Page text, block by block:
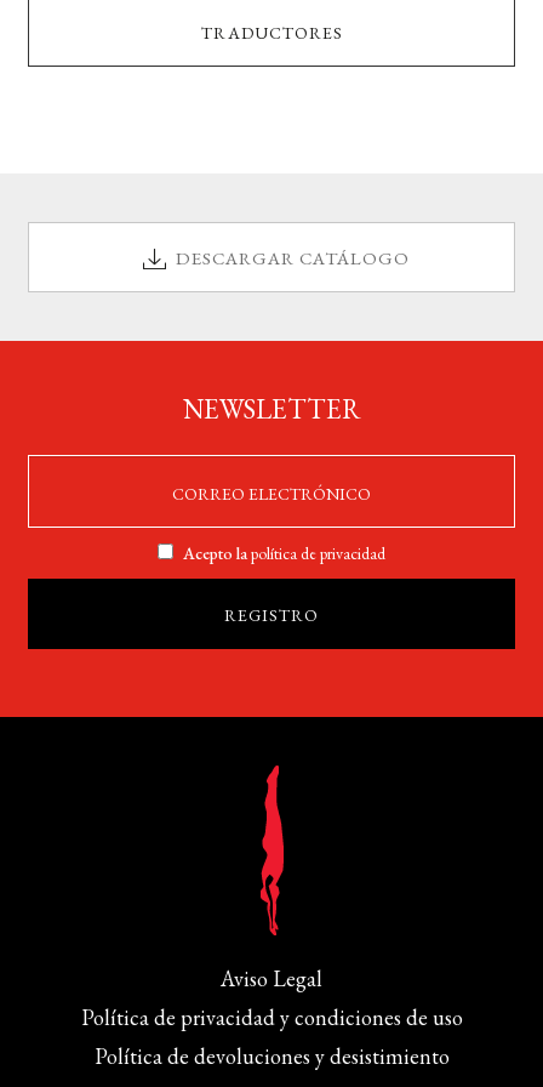
TRADUCTORES
DESCARGAR CATÁLOGO
NEWSLETTER
Acepto lapolítica de privacidad
Aviso Legal
Política de privacidad y condiciones de uso
Política de devoluciones y desistimiento